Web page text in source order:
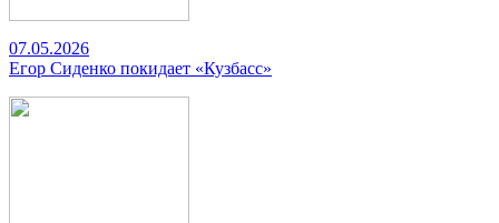
07.05.2026
Егор Сиденко покидает «Кузбасс»